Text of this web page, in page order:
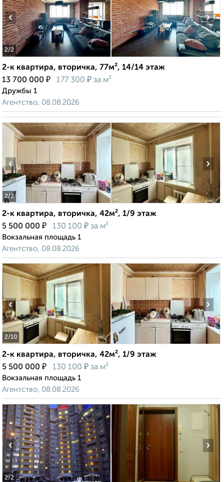
2/2
‹ ›
2-к квартира, вторичка, 77м², 14/14 этаж
13 700 000 ₽ 177 300 ₽ за м²
Дружбы 1
Агентство, 08.08.2026
2/2
‹ ›
2-к квартира, вторичка, 42м², 1/9 этаж
5 500 000 ₽ 130 100 ₽ за м²
Вокзальная площадь 1
Агентство, 08.08.2026
2/10
‹ ›
2-к квартира, вторичка, 42м², 1/9 этаж
5 500 000 ₽ 130 100 ₽ за м²
Вокзальная площадь 1
Агентство, 08.08.2026
2/2
‹ ›